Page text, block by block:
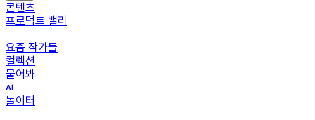
콘텐츠
프로덕트 밸리
요즘 작가들
컬렉션
물어봐
놀이터